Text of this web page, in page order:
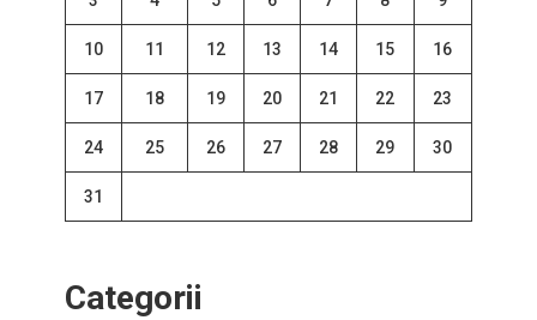
10 11 12 13 14 15 16
17 18 19 20 21 22 23
24 25 26 27 28 29 30
31
Categorii